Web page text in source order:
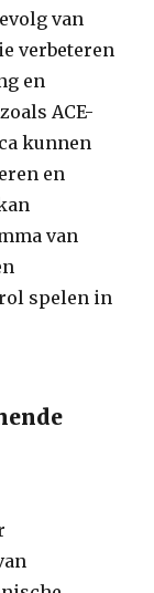
van
verbeteren
en
ACE-
kunnen
en
van
spelen in